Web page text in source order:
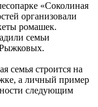
«Соколиная
организовали
ромашек.
семьи
семья строится на
а личный пример
следующим